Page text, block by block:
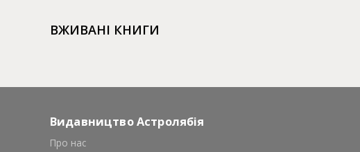
ВЖИВАНІ КНИГИ
Видавництво Астролябія
Про нас